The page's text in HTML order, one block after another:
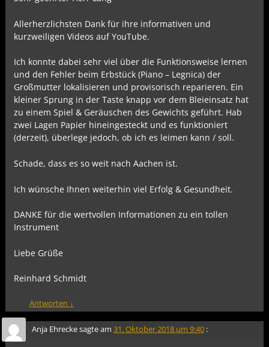
Allerherzlichsten Dank für ihre informativen und
kurzweiligen Videos auf YouTube.
Ich konnte dabei sehr viel über die Funktionsweise lernen
und den Fehler beim Erbstück (Piano – Legnica) der
Großmutter lokalisieren und provisorisch reparieren. Ein
kleiner Sprung in der Taste knapp vor dem Bleieinsatz hat
zu einem Spiel & Geräuschen des Gewichts geführt. Hab
zwei Lagen Papier hineingesteckt und es funktioniert
(derzeit), überlege jedoch, ob ich es leimen kann / soll.
Schade, dass es so weit nach Aachen ist.
Ich wünsche Ihnen weiterhin viel Erfolg & Gesundheit.
DANKE für die wertvollen Informationen zu ein tollen
Instrument
Liebe Grüße
Reinhard Schmidt
Antworten ↓
Anja Ehreckesagte am 31. Oktober 2018 um 9:40 :